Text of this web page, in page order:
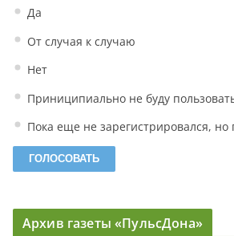
Да
От случая к случаю
Нет
Приниципиально не буду
Пока еще не зарегистрировался,
Архив газеты «ПульсДона»